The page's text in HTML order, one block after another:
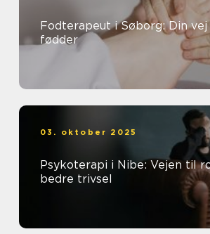
Fodterapeut i Søborg: Din
fødder
03. oktober 2025
Psykoterapi i Nibe: Vejen til
bedre trivsel